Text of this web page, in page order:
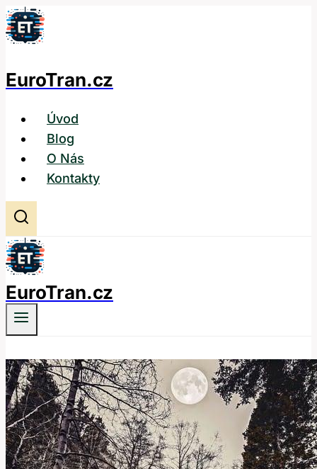
Přeskočit
na
EuroTran.cz
Úvod
Blog
O Nás
Kontakty
EuroTran.cz